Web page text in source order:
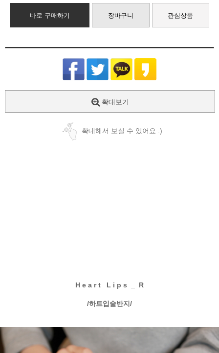
바로 구매하기 장바구니 관심상품
확대보기
확대해서 보실 수 있어요 :)
H e a r t L i p s _ R
/하트입술반지/